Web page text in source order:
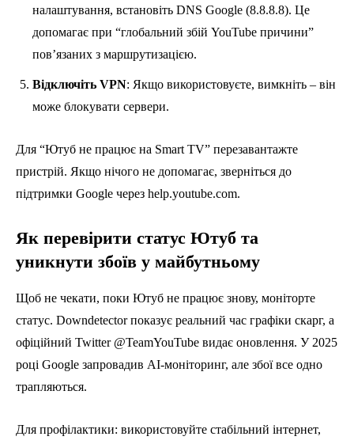
налаштування, встановіть DNS Google (8.8.8.8). Це
допомагає при “глобальний збій YouTube причини”
пов’язаних з маршрутизацією.
Відключіть VPN: Якщо використовуєте, вимкніть – він
може блокувати сервери.
Для “Ютуб не працює на Smart TV” перезавантажте
пристрій. Якщо нічого не допомагає, зверніться до
підтримки Google через help.youtube.com.
Як перевірити статус Ютуб та
уникнути збоїв у майбутньому
Щоб не чекати, поки Ютуб не працює знову, моніторте
статус. Downdetector показує реальний час графіки скарг, а
офіційний Twitter @TeamYouTube видає оновлення. У 2025
році Google запровадив AI-моніторинг, але збої все одно
трапляються.
Для профілактики: використовуйте стабільний інтернет,